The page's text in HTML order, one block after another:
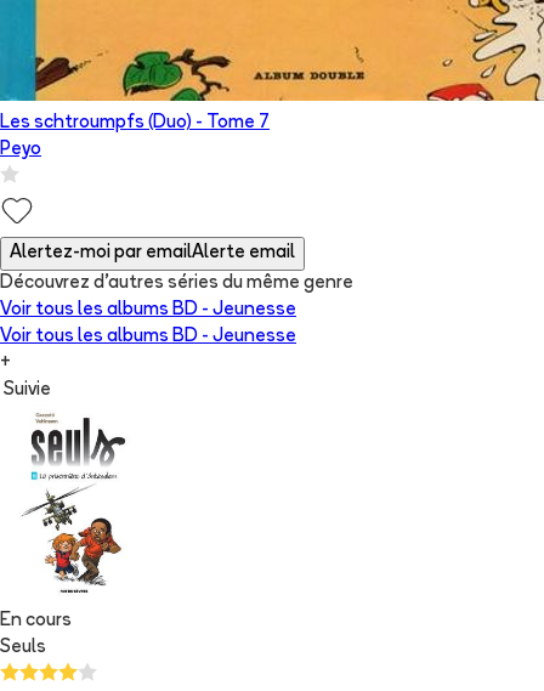
Les schtroumpfs (Duo) - Tome 7
Peyo
Alertez-moi par emailAlerte email
Découvrez d'autres séries du même genre
Voir tous les albums BD - Jeunesse
Voir tous les albums BD - Jeunesse
+
Suivie
En cours
Seuls